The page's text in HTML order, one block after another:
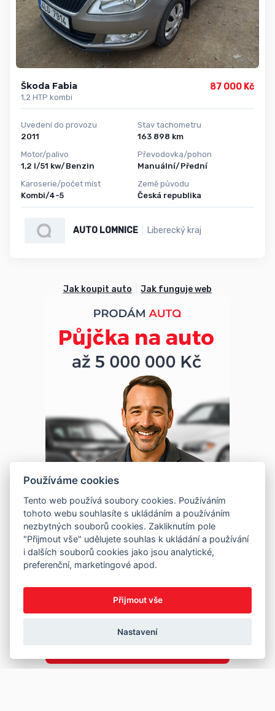
Škoda Fabia
1,2 HTP kombi
87 000 Kč
Uvedení do provozu
2011
Motor/palivo
1,2 l/51 kw/Benzin
Karoserie/počet míst
Kombi/4-5
Stav tachometru
163 898 km
Převodovka/pohon
Manuální/Přední
Země původu
Česká republika
AUTO LOMNICE Liberecký kraj
Jak koupit auto Jak funguje web
Používáme cookies
Tento web používá soubory cookies. Používáním
tohoto webu souhlasíte s ukládáním a používáním
nezbytných souborů cookies. Zakliknutím pole
"Přijmout vše" udělujete souhlas k ukládání a používání
i dalších souborů cookies jako jsou analytické,
preferenční, marketingové apod.
Přijmout vše
Nastavení